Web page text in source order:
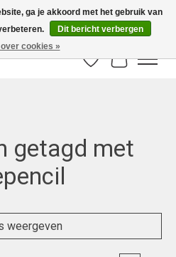
altijd gratis verzonden!
Verlanglijst
getagd met
weergeven
ga je akkoord met het gebruik van
Dit bericht verbergen
over cookies »